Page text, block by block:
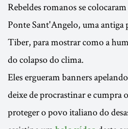
Rebeldes romanos se
Ponte Sant'Angelo, uma antiga
Tiber, para mostrar como a
do colapso do clima.
Eles ergueram banners
deixe de procrastinar e cumpra
proteger o povo italiano do